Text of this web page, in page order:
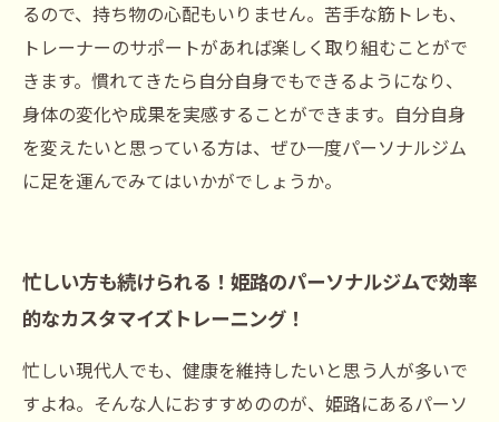
るので、持ち物の心配もいりません。苦手な筋トレも、
トレーナーのサポートがあれば楽しく取り組むことがで
きます。慣れてきたら自分自身でもできるようになり、
身体の変化や成果を実感することができます。自分自身
を変えたいと思っている方は、ぜひ一度パーソナルジム
に足を運んでみてはいかがでしょうか。
忙しい方も続けられる！姫路のパーソナルジムで効率
的なカスタマイズトレーニング！
忙しい現代人でも、健康を維持したいと思う人が多いで
すよね。そんな人におすすめののが、姫路にあるパーソ